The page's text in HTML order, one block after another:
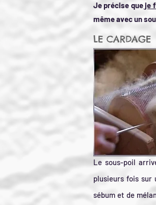
Je précise queje
même avec un
LE CARDAGE
Le sous-poil
plusieurs fois sur
sébum et de